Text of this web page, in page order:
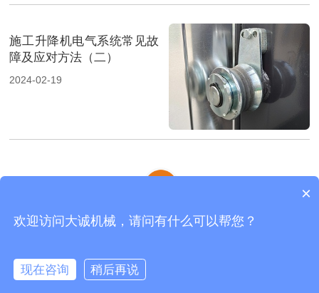
施工升降机电气系统常见故
障及应对方法（二）
2024-02-19
齿条式物料机 | 物料机 | 施工电梯 |
网站地图
×
欢迎访问大诚机械，请问有什么可以帮您？
现在咨询
稍后再说
在线咨询